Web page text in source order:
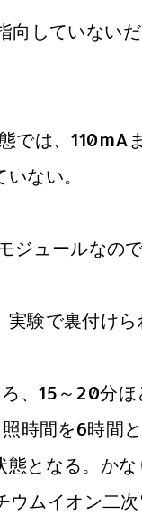
向していない
では、
ない。
ュールなので
験で裏付けら
15～20分ほ
時間を6時間
態となる。か
ムイオン二